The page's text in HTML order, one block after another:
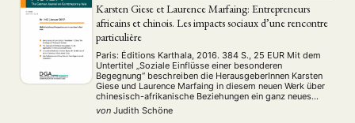
Karsten Giese et Laurence Marfaing: Entrepreneurs
africains et chinois. Les impacts sociaux d’une rencontre
particulière
Paris: Éditions Karthala, 2016. 384 S., 25 EUR Mit dem
Untertitel „Soziale Einflüsse einer besonderen
Begegnung“ beschreiben die HerausgeberInnen Karsten
Giese und Laurence Marfaing in diesem neuen Werk über
chinesisch-afrikanische Beziehungen ein ganz neues
Level von individueller, sozialer und transnationaler
Interaktion, die bisher in der Literatur über China-Afrika
von Judith Schöne